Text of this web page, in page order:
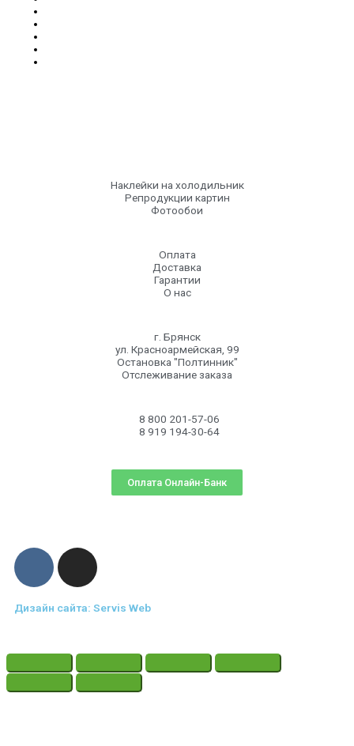
Наклейки на холодильник
Репродукции картин
Фотообои
Оплата
Доставка
Гарантии
О нас
г. Брянск
ул. Красноармейская, 99
Остановка "Полтинник"
Отслеживание заказа
8 800 201-57-06
8 919 194-30-64
Оплата Онлайн-Банк
Дизайн сайта: Servis Web